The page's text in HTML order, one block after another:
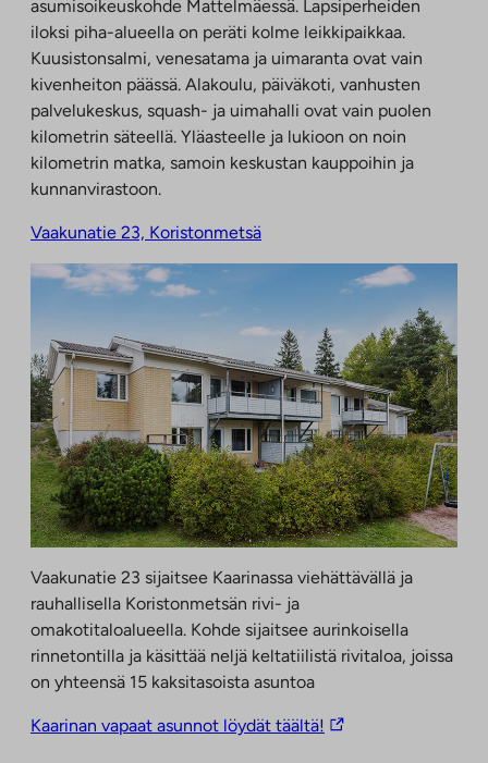
asumisoikeuskohde Mattelmäessä. Lapsiperheiden
iloksi piha-alueella on peräti kolme leikkipaikkaa.
Kuusistonsalmi, venesatama ja uimaranta ovat vain
kivenheiton päässä. Alakoulu, päiväkoti, vanhusten
palvelukeskus, squash- ja uimahalli ovat vain puolen
kilometrin säteellä. Yläasteelle ja lukioon on noin
kilometrin matka, samoin keskustan kauppoihin ja
kunnanvirastoon.
Vaakunatie 23, Koristonmetsä
Vaakunatie 23 sijaitsee Kaarinassa viehättävällä ja
rauhallisella Koristonmetsän rivi- ja
omakotitaloalueella. Kohde sijaitsee aurinkoisella
rinnetontilla ja käsittää neljä keltatiilistä rivitaloa, joissa
on yhteensä 15 kaksitasoista asuntoa
Kaarinan vapaat asunnot löydät täältä! Linkki